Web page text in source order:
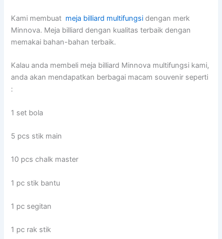
Kami membuat meja billiard multifungsi dengan merk
Minnova. Meja billiard dengan kualitas terbaik dengan
memakai bahan-bahan terbaik.
Kalau anda membeli meja billiard Minnova multifungsi kami,
anda akan mendapatkan berbagai macam souvenir seperti
:
1 set bola
5 pcs stik main
10 pcs chalk master
1 pc stik bantu
1 pc segitan
1 pc rak stik